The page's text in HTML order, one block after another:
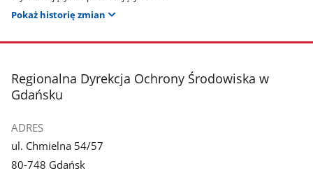
Pokaż historię zmian
stopka
Regionalna Dyrekcja Ochrony Środowiska w
Gdańsku
ADRES
ul. Chmielna 54/57
80-748 Gdańsk